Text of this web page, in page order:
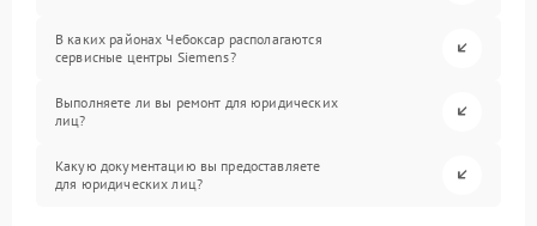
В каких районах Чебоксар располагаются
сервисные центры Siemens?
Выполняете ли вы ремонт для юридических
лиц?
Какую документацию вы предоставляете
для юридических лиц?